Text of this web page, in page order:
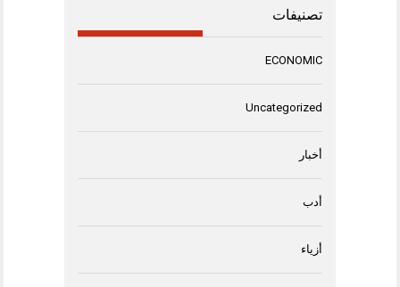
تصنيفات
ECONOMIC
Uncategorized
أخبار
أدب
أزياء